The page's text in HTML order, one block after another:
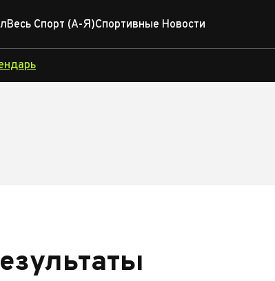
Весь Спорт (А-Я)Спортивные Новости